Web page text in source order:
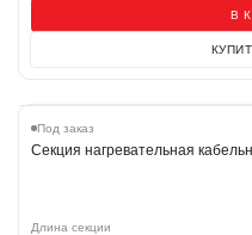
В
Под заказ
Секция нагревательная
Длина секции